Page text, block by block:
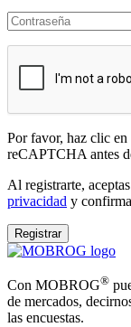
Por favor, haz clic
reCAPTCHA antes
Al registrarte,
privacidad y
Registrar
Con MOBROG®
de mercados,
las encuestas.